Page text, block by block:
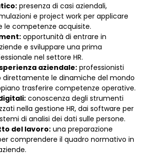
presenza di casi aziendali,
e project work per applicare
competenze acquisite.
opportunità di entrare in
e sviluppare una prima
nel settore HR.
aziendale: professionisti
direttamente le dinamiche del mondo
trasferire competenze operative.
conoscenza degli strumenti
nella gestione HR, dai software per
di analisi dei dati sulle persone.
del lavoro: una preparazione
comprendere il quadro normativo in